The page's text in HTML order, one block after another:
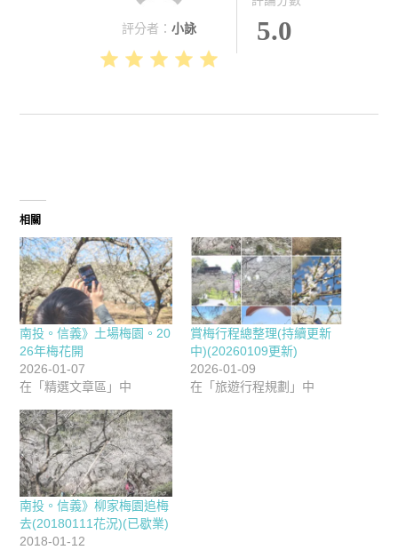
評分者： 小詠 5.0
相關
南投。信義》土場梅園。20
26年梅花開
2026-01-07
在「精選文章區」中
賞梅行程總整理(持續更新
中)(20260109更新)
2026-01-09
在「旅遊行程規劃」中
南投。信義》柳家梅園追梅
去(20180111花況)(已歇業)
2018-01-12